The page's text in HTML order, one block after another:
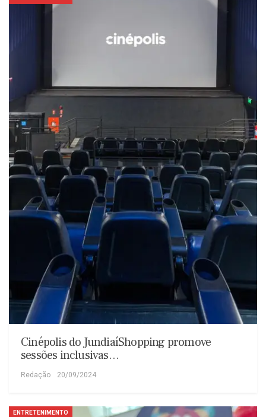
Cinépolis do JundiaíShopping promove
sessões inclusivas…
Redação 20/09/2024
ENTRETENIMENTO